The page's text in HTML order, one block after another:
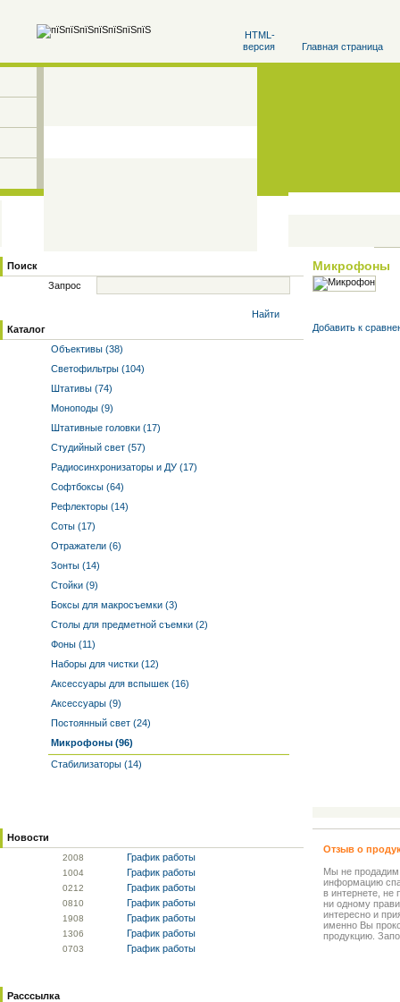
HTML-
версия
Главная страница
Поиск
Запрос
Найти
Каталог
Объективы (38)
Светофильтры (104)
Штативы (74)
Моноподы (9)
Штативные головки (17)
Студийный свет (57)
Радиосинхронизаторы и ДУ (17)
Софтбоксы (64)
Рефлекторы (14)
Соты (17)
Отражатели (6)
Зонты (14)
Стойки (9)
Боксы для макросъемки (3)
Столы для предметной съемки (2)
Фоны (11)
Наборы для чистки (12)
Аксессуары для вспышек (16)
Аксессуары (9)
Постоянный свет (24)
Микрофоны (96)
Стабилизаторы (14)
Новости
2008 График работы
1004 График работы
0212 График работы
0810 График работы
1908 График работы
1306 График работы
0703 График работы
Расссылка
Микрофоны
Добавить к
Отзыв о
Мы не
информацию
в интернете, не
ни одному
интересно и
именно Вы
продукцию.